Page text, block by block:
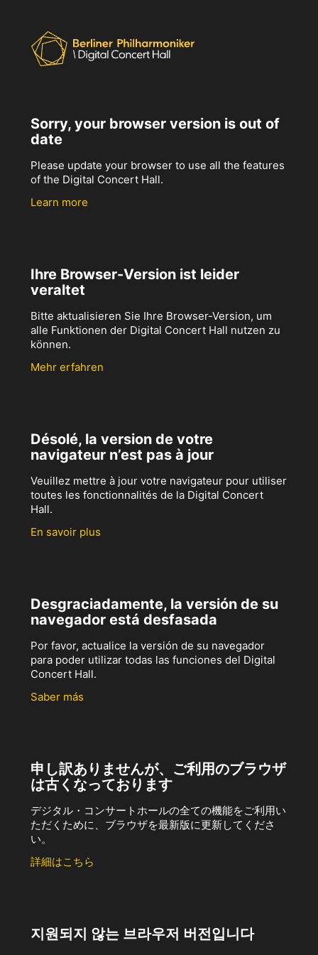
Sorry, your browser version is out of
date
Please update your browser to use all the features
of the Digital Concert Hall.
Learn more
Ihre Browser-Version ist leider
veraltet
Bitte aktualisieren Sie Ihre Browser-Version, um
alle Funktionen der Digital Concert Hall nutzen zu
können.
Mehr erfahren
Désolé, la version de votre
navigateur n’est pas à jour
Veuillez mettre à jour votre navigateur pour utiliser
toutes les fonctionnalités de la Digital Concert
Hall.
En savoir plus
Desgraciadamente, la versión de su
navegador está desfasada
Por favor, actualice la versión de su navegador
para poder utilizar todas las funciones del Digital
Concert Hall.
Saber más
申し訳ありませんが、ご利用のブラウザ
は古くなっております
デジタル・コンサートホールの全ての機能をご利用い
ただくために、ブラウザを最新版に更新してくださ
い。
詳細はこちら
지원되지 않는 브라우저 버전입니다